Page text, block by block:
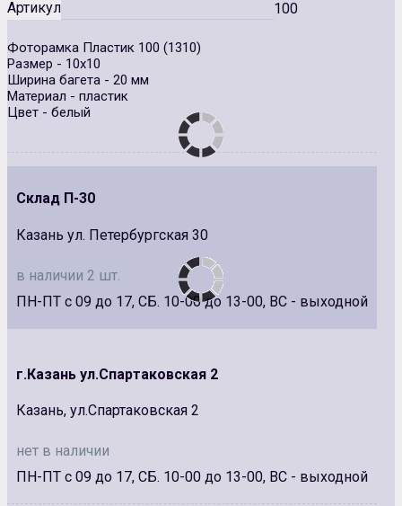
Артикул 100
Фоторамка Пластик 100 (1310)
Размер - 10х10
Ширина багета - 20 мм
Материал - пластик
Цвет - белый
Склад П-30
Казань ул. Петербургская 30
в наличии 2 шт.
ПН-ПТ с 09 до 17, СБ. 10-00 до 13-00, ВС - выходной
г.Казань ул.Спартаковская 2
Казань, ул.Спартаковская 2
нет в наличии
ПН-ПТ с 09 до 17, СБ. 10-00 до 13-00, ВС - выходной